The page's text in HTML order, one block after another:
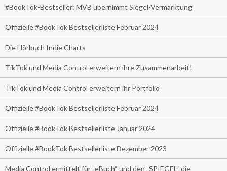
#BookTok-Bestseller: MVB übernimmt Siegel-Vermarktung
Offizielle #BookTok Bestsellerliste Februar 2024
Die Hörbuch Indie Charts
TikTok und Media Control erweitern ihre Zusammenarbeit!
TikTok und Media Control erweitern ihr Portfolio
Offizielle #BookTok Bestsellerliste Februar 2024
Offizielle #BookTok Bestsellerliste Januar 2024
Offizielle #BookTok Bestsellerliste Dezember 2023
Media Control ermittelt für „eBuch“ und den „SPIEGEL“ die